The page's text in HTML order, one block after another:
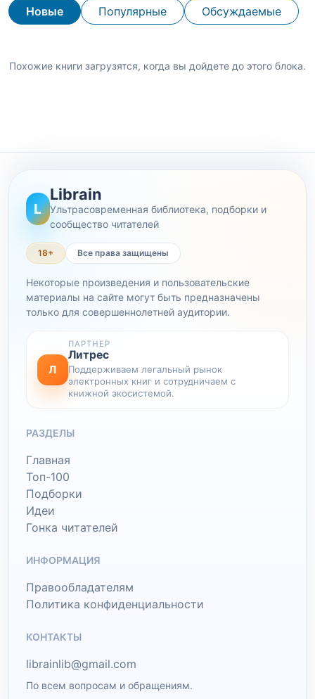
Новые Популярные Обсуждаемые
Похожие книги загрузятся, когда вы дойдете до этого блока.
L
Librain
Ультрасовременная библиотека, подборки и
сообщество читателей
18+ Все права защищены
Некоторые произведения и пользовательские
материалы на сайте могут быть предназначены
только для совершеннолетней аудитории.
Л
ПАРТНЕР
Литрес
Поддерживаем легальный рынок
электронных книг и сотрудничаем с
книжной экосистемой.
РАЗДЕЛЫ
Главная
Топ-100
Подборки
Идеи
Гонка читателей
ИНФОРМАЦИЯ
Правообладателям
Политика конфиденциальности
КОНТАКТЫ
librainlib@gmail.com
По всем вопросам и обращениям.